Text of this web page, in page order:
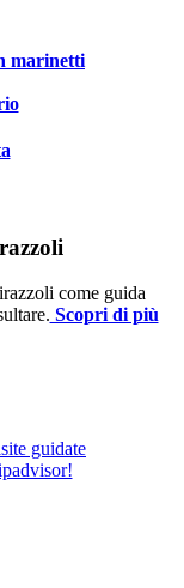
marinetti
come guida
Scopri di più
guidate